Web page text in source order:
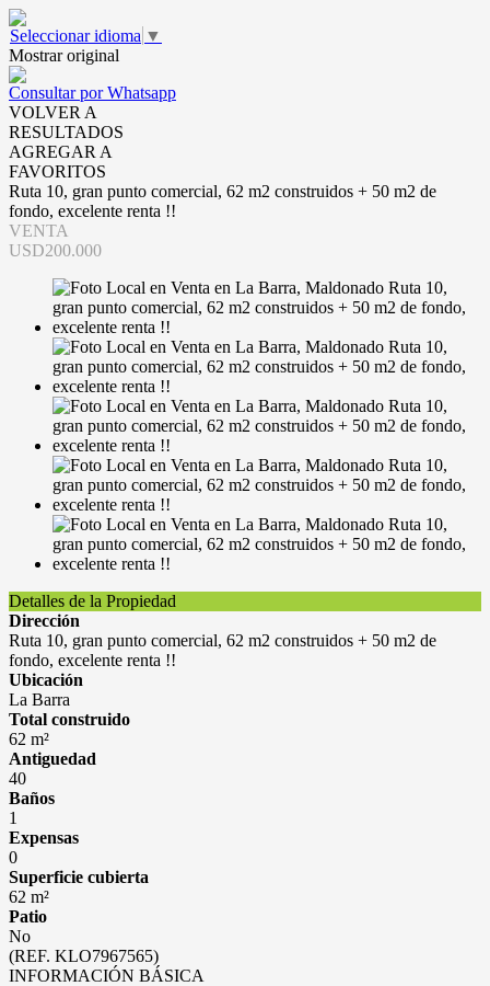
Seleccionar idioma ▼
Mostrar original
Consultar por Whatsapp
VOLVER A
RESULTADOS
AGREGAR A
FAVORITOS
Ruta 10, gran punto comercial, 62 m2 construidos + 50 m2 de
fondo, excelente renta !!
VENTA
USD200.000
Detalles de la Propiedad
Dirección
Ruta 10, gran punto comercial, 62 m2 construidos + 50 m2 de
fondo, excelente renta !!
Ubicación
La Barra
Total construido
62 m²
Antiguedad
40
Baños
1
Expensas
0
Superficie cubierta
62 m²
Patio
No
(REF. KLO7967565)
INFORMACIÓN BÁSICA